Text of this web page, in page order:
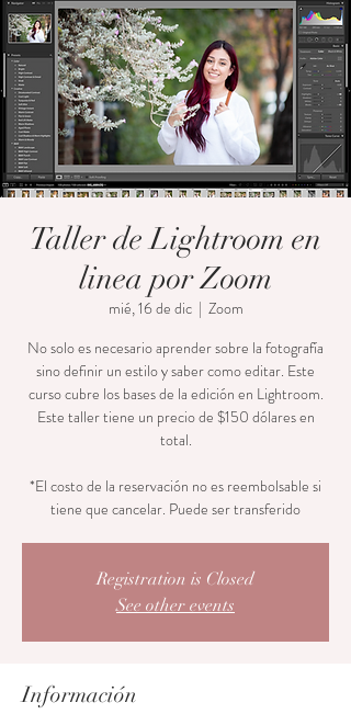
Taller de Lightroom en
linea por Zoom
mié, 16 de dic
  |
Zoom
No solo es necesario aprender sobre la fotografía
sino definir un estilo y saber como editar. Este
curso cubre los bases de la edición en Lightroom.
Este taller tiene un precio de $150 dólares en
total.
*El costo de la reservación no es reembolsable si
tiene que cancelar. Puede ser transferido
Registration is Closed
See other events
Información